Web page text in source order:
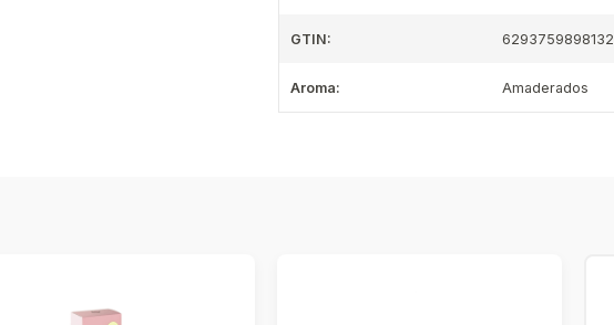
GTIN: 6293759898132
Aroma: Amaderados